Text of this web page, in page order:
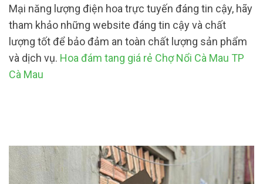
Mại năng lượng điện hoa trực tuyến đáng tin cậy, hãy
tham khảo những website đáng tin cậy và chất
lượng tốt để bảo đảm an toàn chất lượng sản phẩm
và dịch vụ. Hoa đám tang giá rẻ Chợ Nổi Cà Mau TP
Cà Mau